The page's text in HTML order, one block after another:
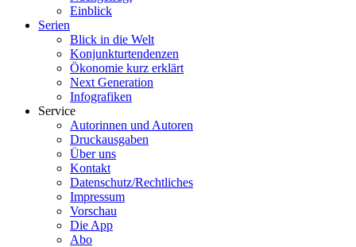
Einblick
Serien
Blick in die Welt
Konjunkturtendenzen
Ökonomie kurz erklärt
Next Generation
Infografiken
Service
Autorinnen und Autoren
Druckausgaben
Über uns
Kontakt
Datenschutz/Rechtliches
Impressum
Vorschau
Die App
Abo